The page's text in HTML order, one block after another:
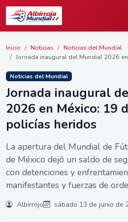
Inicio Noticias
Noticias del Mundial
Jornada inaugural del Mundial 2026 en
Noticias del Mundial
Jornada inaugural
2026 en México: 19
policías heridos
La apertura del Mundial de
de México dejó un saldo de
con detenciones y
manifestantes y fuerzas de
Albirrojo sábado 13 de junio de